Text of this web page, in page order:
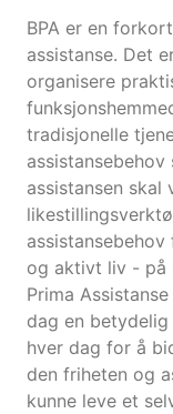
BPA er en
assistanse. Det
organisere
tradisjonelle
assistansen
og aktivt liv - på
Prima
dag en
hver dag for å
den friheten og
kunne leve et